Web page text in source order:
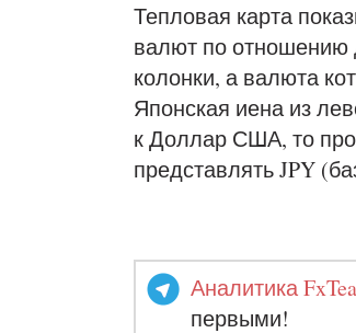
Тепловая карта
валют по отношению
колонки, а валюта
Японская иена из
к Доллар США, то
представлять JPY
Аналитика
первыми!